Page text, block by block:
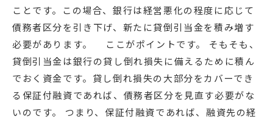
ことです。この場合、銀行は経営悪化の程度に応じて
債務者区分を引き下げ、新たに貸倒引当金を積み増す
必要があります。 ここがポイントです。 そもそも、
貸倒引当金は銀行の貸し倒れ損失に備えるために積ん
でおく資金です。貸し倒れ損失の大部分をカバーでき
る保証付融資であれば、債務者区分を見直す必要がな
いのです。 つまり、保証付融資であれば、融資先の経